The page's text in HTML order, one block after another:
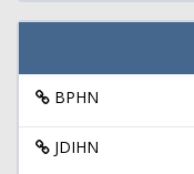
BPHN
JDIHN